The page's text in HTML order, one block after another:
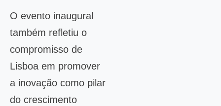
O evento inaugural
também refletiu o
compromisso de
Lisboa em promover
a inovação como pilar
do crescimento